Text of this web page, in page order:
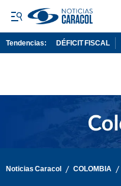
Tendencias: DÉFICIT FISCAL
Noticias Caracol / COLOMBIA /